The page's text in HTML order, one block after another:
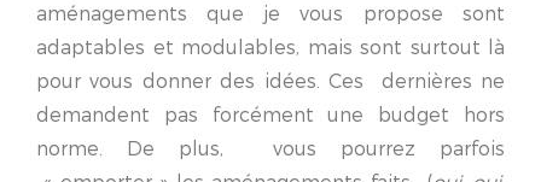
aménagements que je vous propose sont
adaptables et modulables, mais sont surtout là
pour vous donner des idées. Ces dernières ne
demandent pas forcément une budget hors
norme. De plus, vous pourrez parfois